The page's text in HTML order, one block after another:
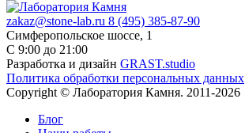
zakaz@stone-lab.ru 8 (495) 385-87-90
Симферопольское шоссе, 1
С 9:00 до 21:00
Разработка и дизайн GRAST.studio
Политика обработки персональных данных
Copyright © Лаборатория Камня. 2011-2026
Блог